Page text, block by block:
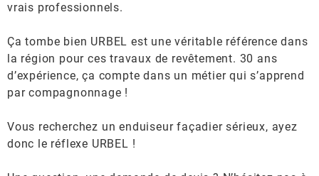
vrais professionnels.
Ça tombe bien URBEL est une véritable référence dans
la région pour ces travaux de revêtement. 30 ans
d’expérience, ça compte dans un métier qui s’apprend
par compagnonnage !
Vous recherchez un enduiseur façadier sérieux, ayez
donc le réflexe URBEL !